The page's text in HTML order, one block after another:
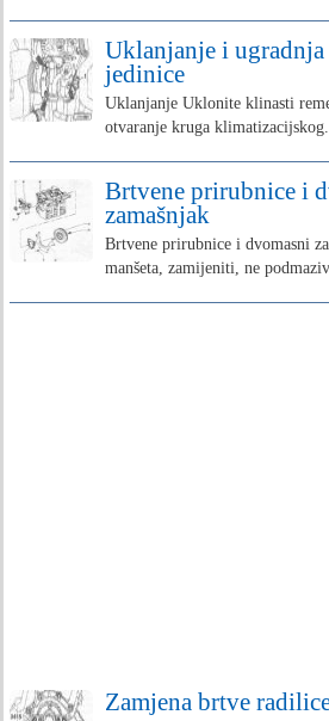
Uklanjanje i ugradnja
jedinice
Uklanjanje Uklonite klinasti
otvaranje kruga
Brtvene prirubnice i
zamašnjak
Brtvene prirubnice i dvomasni
manšeta, zamijeniti, ne
Zamjena brtve